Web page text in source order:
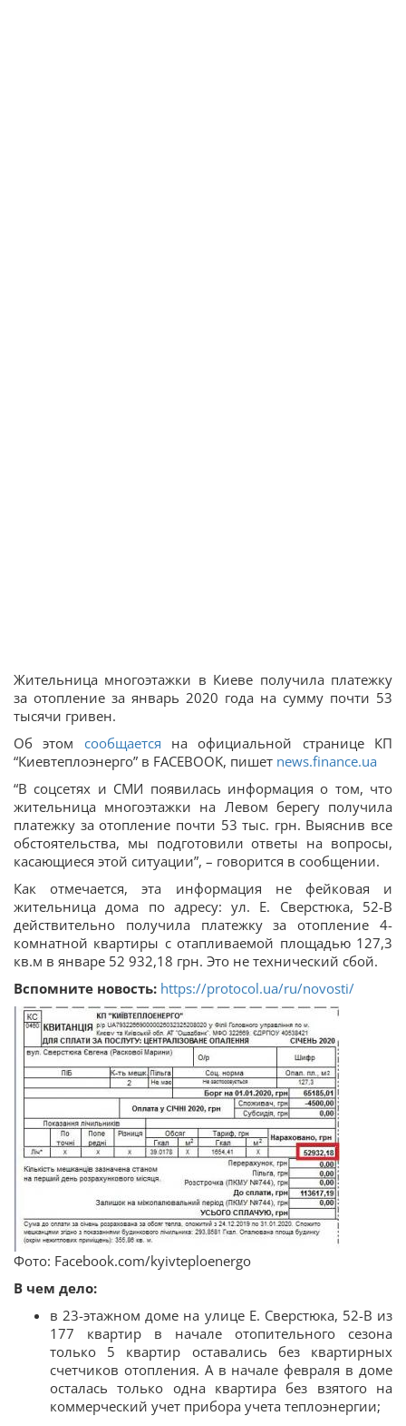
Жительница многоэтажки в Киеве получила платежку
за отопление за январь 2020 года на сумму почти 53
тысячи гривен.
Об этом сообщается на официальной странице КП
“Киевтеплоэнерго” в FACEBOOK, пишет news.finance.ua
“В соцсетях и СМИ появилась информация о том, что
жительница многоэтажки на Левом берегу получила
платежку за отопление почти 53 тыс. грн. Выяснив все
обстоятельства, мы подготовили ответы на вопросы,
касающиеся этой ситуации”, – говорится в сообщении.
Как отмечается, эта информация не фейковая и
жительница дома по адресу: ул. Е. Сверстюка, 52-В
действительно получила платежку за отопление 4-
комнатной квартиры с отапливаемой площадью 127,3
кв.м в январе 52 932,18 грн. Это не технический сбой.
Вспомните новость: https://protocol.ua/ru/novosti/
Фото: Facebook.com/kyivteploenergo
В чем дело:
в 23-этажном доме на улице Е. Сверстюка, 52-В из
177 квартир в начале отопительного сезона
только 5 квартир оставались без квартирных
счетчиков отопления. А в начале февраля в доме
осталась только одна квартира без взятого на
коммерческий учет прибора учета теплоэнергии;